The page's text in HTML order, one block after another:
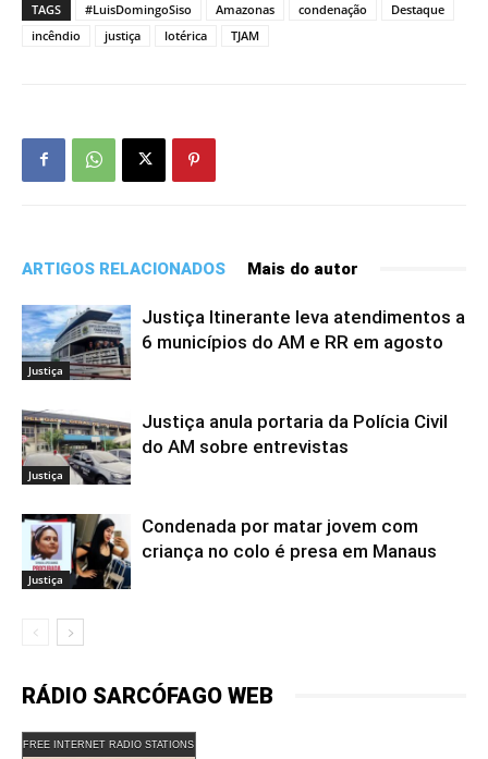
TAGS #LuisDomingoSiso Amazonas condenação
Destaque
incêndio
justiça lotérica TJAM
ARTIGOS RELACIONADOS Mais do autor
Justiça
Justiça Itinerante leva atendimentos a
6 municípios do AM e RR em agosto
Justiça
Justiça anula portaria da Polícia Civil
do AM sobre entrevistas
Justiça
Condenada por matar jovem com
criança no colo é presa em Manaus
RÁDIO SARCÓFAGO WEB
FREE INTERNET RADIO STATIONS